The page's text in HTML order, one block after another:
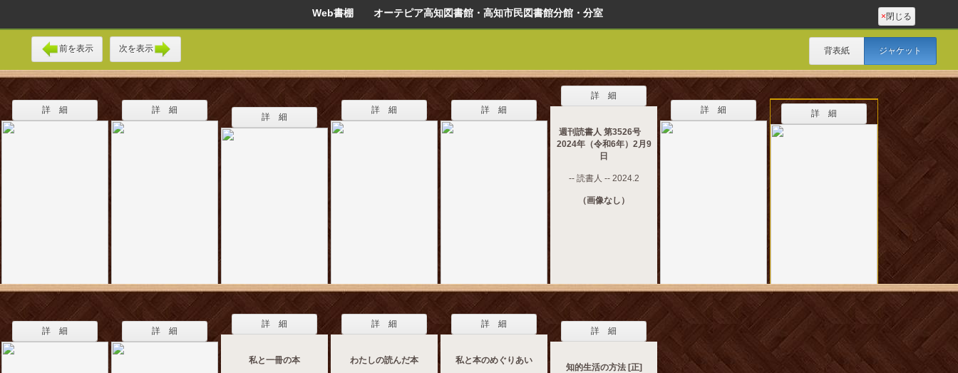
Web書棚 オーテピア高知図書館・高知市民図書館分館・分室 ×閉じる
前を表示 次を表示 背表紙 ジャケット
詳 細 詳 細
詳 細
詳 細 詳 細
詳 細
週刊読書人 第3526号
2024年（令和6年）2月9
日
-- 読書人 -- 2024.2
（画像なし）
詳 細 詳 細
詳 細 詳 細
詳 細
私と一冊の本
詳 細
わたしの読んだ本
詳 細
私と本のめぐりあい
詳 細
知的生活の方法 [正]